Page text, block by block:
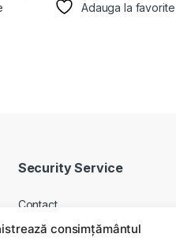
consimțământul
Adauga la favorite
Security Service
Contact
Despre noi